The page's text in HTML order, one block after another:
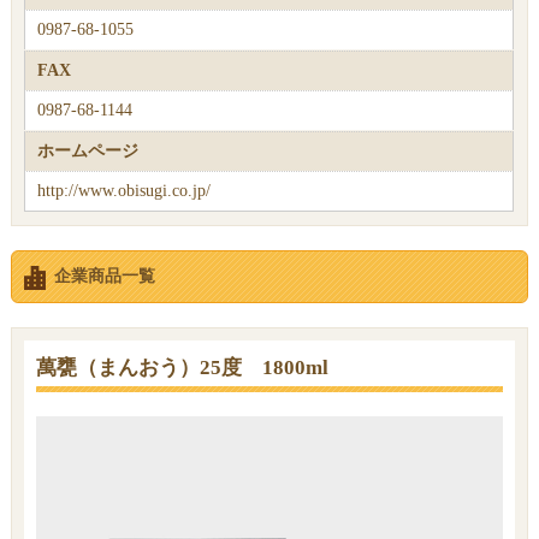
0987-68-1055
FAX
0987-68-1144
ホームページ
http://www.obisugi.co.jp/
企業商品一覧
萬甕（まんおう）25度 1800ml